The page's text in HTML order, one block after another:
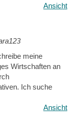
Ansicht
meine
Wirtschaften an
Ich suche
Ansicht